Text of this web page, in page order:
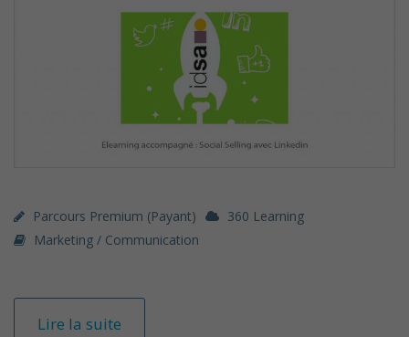
Parcours Premium (payant)
360 Learning
Marketing / Communication
Lire la suite